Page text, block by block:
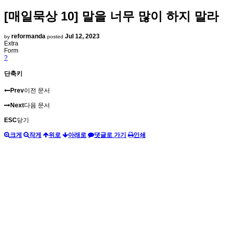
[매일묵상 10] 말을 너무 많이 하지 말라
by reformanda posted Jul 12, 2023
Extra
Form
?
단축키
Prev이전 문서
Next다음 문서
ESC닫기
크게 작게 위로 아래로 댓글로 가기 인쇄